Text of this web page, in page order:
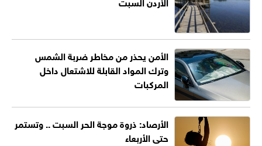
الأمن يحذر من مخاطر ضربة الشمس
وترك المواد القابلة للاشتعال داخل
المركبات
الأرصاد: ذروة موجة الحر السبت .. وتستمر
حتى الأربعاء